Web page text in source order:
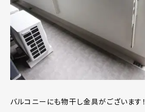
バルコニーにも物干し金具がございます！